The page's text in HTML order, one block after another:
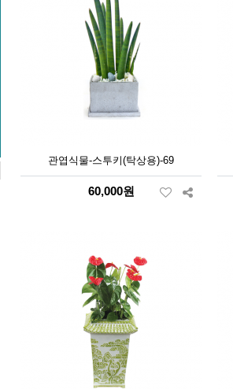
관엽식물-스투키(탁상용)-69
60,000원